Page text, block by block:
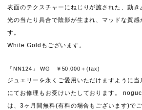
表面のテクスチャーにねじりが施された、動き
光の当たり具合で陰影が生まれ、マッドな質
す。
White Goldもございます。
「NN124」 WG ￥50,000＋(tax)
ジュエリーを永くご愛用いただけますように
にてお修理もお受けいたしております。
は、3ヶ月間無料(有料の場合もございます)で